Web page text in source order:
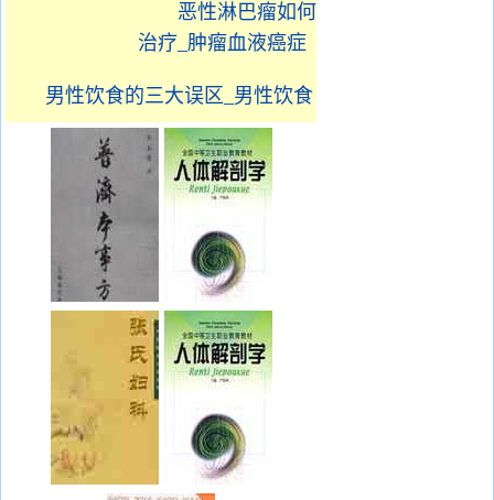
恶性淋巴瘤如何
治疗_肿瘤血液癌症
男性饮食的三大误区_男性饮食